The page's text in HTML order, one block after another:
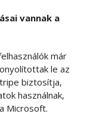
vannak a
már
le az
biztosítja,
használnak,
Microsoft.